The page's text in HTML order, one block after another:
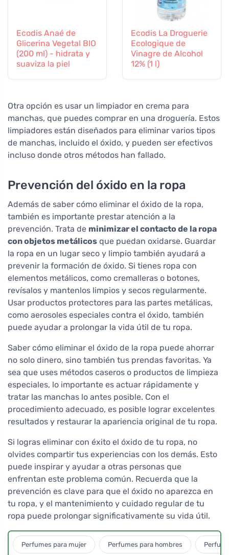
Ecodis Anaé de
Glicerina Vegetal BIO
(200 ml) - hidrata y
suaviza la piel
Ecodis La Droguerie
Ecologique de
Vinagre de Alcohol
12% (1 l)
Otra opción es usar un limpiador en crema para
manchas, que puedes comprar en una droguería. Estos
limpiadores están diseñados para eliminar varios tipos
de manchas, incluido el óxido, y pueden ser efectivos
incluso donde otros métodos han fallado.
Prevención del óxido en la ropa
Además de saber cómo eliminar el óxido de la ropa,
también es importante prestar atención a la
prevención. Trata de minimizar el contacto de la ropa
con objetos metálicos que puedan oxidarse. Guardar
la ropa en un lugar seco y limpio también ayudará a
prevenir la formación de óxido. Si tienes ropa con
elementos metálicos, como cremalleras o botones,
revísalos y mantenlos limpios y secos regularmente.
Usar productos protectores para las partes metálicas,
como aerosoles especiales contra el óxido, también
puede ayudar a prolongar la vida útil de tu ropa.
Saber cómo eliminar el óxido de la ropa puede ahorrar
no solo dinero, sino también tus prendas favoritas. Ya
sea que uses métodos caseros o productos de limpieza
especiales, lo importante es actuar rápidamente y
tratar las manchas lo antes posible. Con el
procedimiento adecuado, es posible lograr excelentes
resultados y restaurar la apariencia original de tu ropa.
Si logras eliminar con éxito el óxido de tu ropa, no
olvides compartir tus experiencias con los demás. Esto
puede inspirar y ayudar a otras personas que
enfrentan este problema común. Recuerda que la
prevención es clave para que el óxido no aparezca en
tu ropa, y el mantenimiento y cuidado regular de tu
ropa puede prolongar significativamente su vida útil.
Perfumes para mujer Perfumes para hombres